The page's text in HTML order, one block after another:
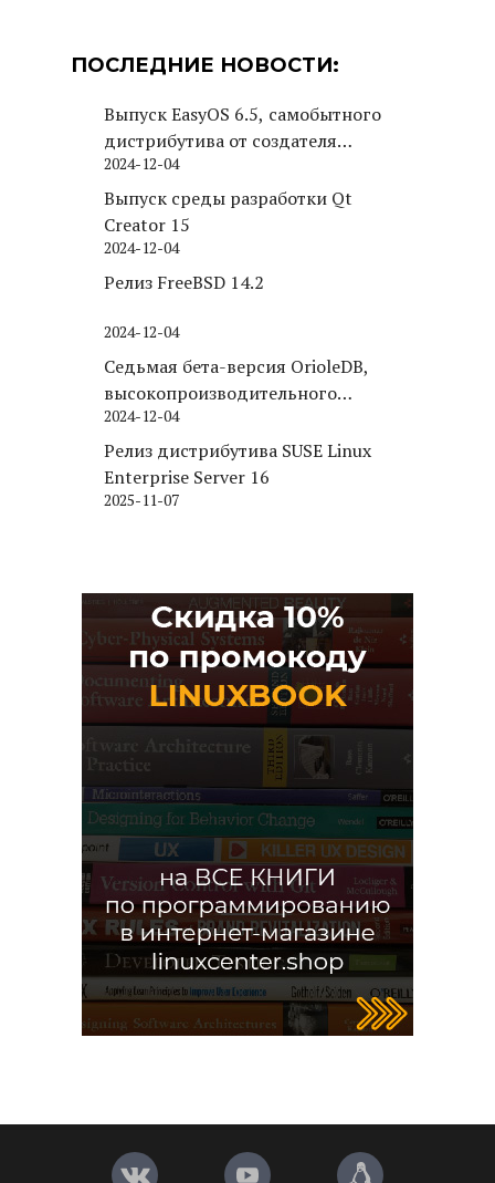
ПОСЛЕДНИЕ НОВОСТИ:
Выпуск EasyOS 6.5, самобытного
дистрибутива от создателя
Puppy Linux
2024-12-04
Выпуск среды разработки Qt
Creator 15
2024-12-04
Релиз FreeBSD 14.2
2024-12-04
Седьмая бета-версия OrioleDB,
высокопроизводительного
движка хранения для PostgreSQL
2024-12-04
Релиз дистрибутива SUSE Linux
Enterprise Server 16
2025-11-07